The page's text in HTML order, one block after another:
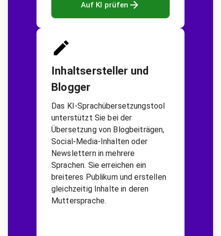
Auf KI prüfen
Inhaltsersteller und
Blogger
Das KI-Sprachübersetzungstool
unterstützt Sie bei der
Übersetzung von Blogbeiträgen,
Social-Media-Inhalten oder
Newslettern in mehrere
Sprachen. Sie erreichen ein
breiteres Publikum und erstellen
gleichzeitig Inhalte in deren
Muttersprache.